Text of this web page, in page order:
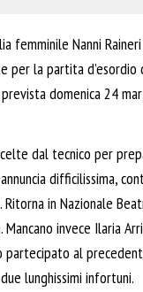
femminile Nanni
per la partita d’esordio
domenica 24
dal tecnico per
difficilissima,
in Nazionale
invece Ilaria
partecipato al
lunghissimi infortuni.